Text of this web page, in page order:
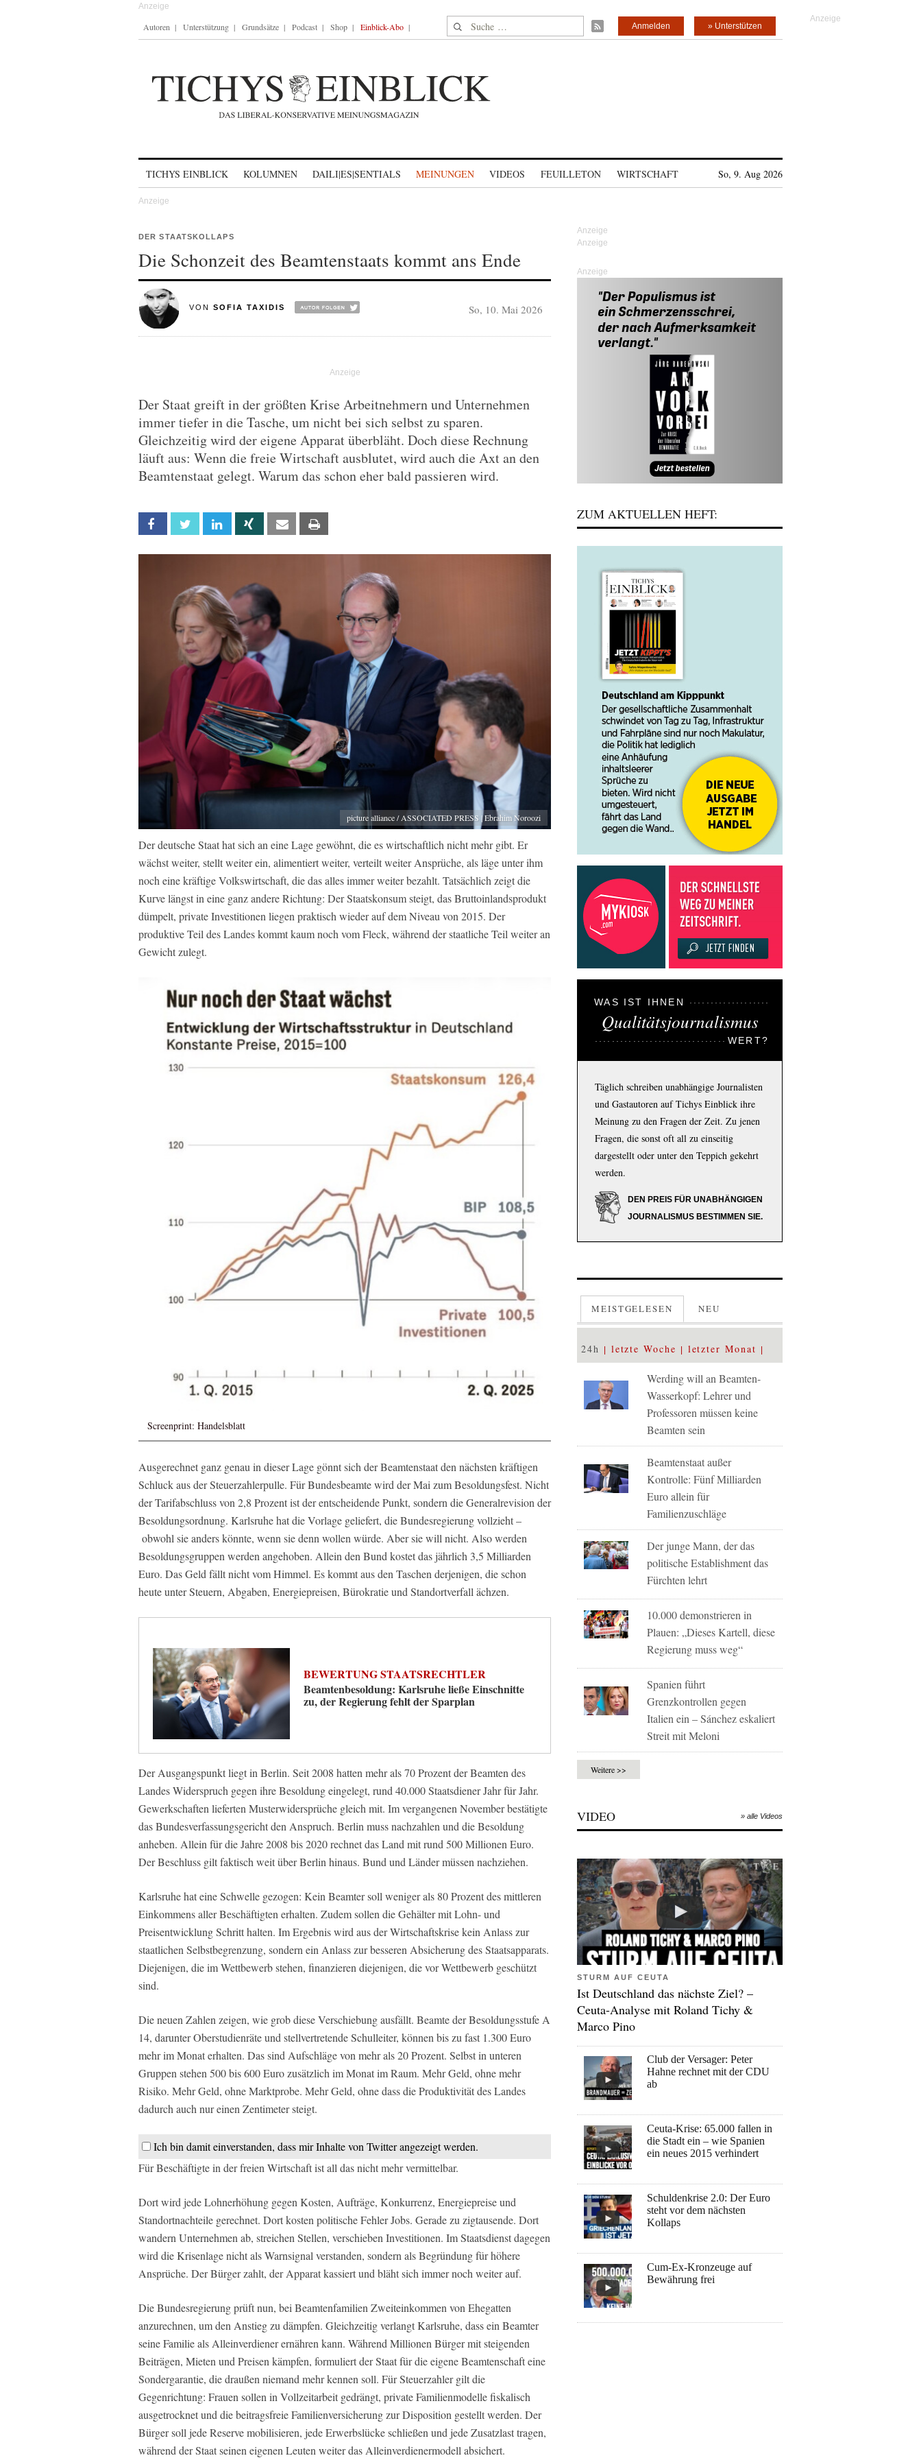
Autoren Unterstützung Grundsätze Podcast Shop Einblick-Abo Suche nach: » Unterstützen
Anmelden
TICHYS EINBLICK KOLUMNEN DAILI|ES|SENTIALS MEINUNGEN VIDEOS FEUILLETON WIRTSCHAFT So, 9. Aug 2026
DER STAATSKOLLAPS
Die Schonzeit des Beamtenstaats kommt ans Ende
VON SOFIA TAXIDIS So, 10. Mai 2026
Der Staat greift in der größten Krise Arbeitnehmern und Unternehmen
immer tiefer in die Tasche, um nicht bei sich selbst zu sparen.
Gleichzeitig wird der eigene Apparat überbläht. Doch diese Rechnung
läuft aus: Wenn die freie Wirtschaft ausblutet, wird auch die Axt an den
Beamtenstaat gelegt. Warum das schon eher bald passieren wird.
Facebook Twitter Linkedin Xing Email
picture alliance / ASSOCIATED PRESS | Ebrahim Noroozi
Der deutsche Staat hat sich an eine Lage gewöhnt, die es wirtschaftlich nicht mehr gibt. Er
wächst weiter, stellt weiter ein, alimentiert weiter, verteilt weiter Ansprüche, als läge unter ihm
noch eine kräftige Volkswirtschaft, die das alles immer weiter bezahlt. Tatsächlich zeigt die
Kurve längst in eine ganz andere Richtung: Der Staatskonsum steigt, das Bruttoinlandsprodukt
dümpelt, private Investitionen liegen praktisch wieder auf dem Niveau von 2015. Der
produktive Teil des Landes kommt kaum noch vom Fleck, während der staatliche Teil weiter an
Gewicht zulegt.
Screenprint: Handelsblatt
Ausgerechnet ganz genau in dieser Lage gönnt sich der Beamtenstaat den nächsten kräftigen
Schluck aus der Steuerzahlerpulle. Für Bundesbeamte wird der Mai zum Besoldungsfest. Nicht
der Tarifabschluss von 2,8 Prozent ist der entscheidende Punkt, sondern die Generalrevision der
Besoldungsordnung. Karlsruhe hat die Vorlage geliefert, die Bundesregierung vollzieht –
obwohl sie anders könnte, wenn sie denn wollen würde. Aber sie will nicht. Also werden
Besoldungsgruppen werden angehoben. Allein den Bund kostet das jährlich 3,5 Milliarden
Euro. Das Geld fällt nicht vom Himmel. Es kommt aus den Taschen derjenigen, die schon
heute unter Steuern, Abgaben, Energiepreisen, Bürokratie und Standortverfall ächzen.
BEWERTUNG STAATSRECHTLER
Beamtenbesoldung: Karlsruhe ließe Einschnitte
zu, der Regierung fehlt der Sparplan
Der Ausgangspunkt liegt in Berlin. Seit 2008 hatten mehr als 70 Prozent der Beamten des
Landes Widerspruch gegen ihre Besoldung eingelegt, rund 40.000 Staatsdiener Jahr für Jahr.
Gewerkschaften lieferten Musterwidersprüche gleich mit. Im vergangenen November bestätigte
das Bundesverfassungsgericht den Anspruch. Berlin muss nachzahlen und die Besoldung
anheben. Allein für die Jahre 2008 bis 2020 rechnet das Land mit rund 500 Millionen Euro.
Der Beschluss gilt faktisch weit über Berlin hinaus. Bund und Länder müssen nachziehen.
Karlsruhe hat eine Schwelle gezogen: Kein Beamter soll weniger als 80 Prozent des mittleren
Einkommens aller Beschäftigten erhalten. Zudem sollen die Gehälter mit Lohn- und
Preisentwicklung Schritt halten. Im Ergebnis wird aus der Wirtschaftskrise kein Anlass zur
staatlichen Selbstbegrenzung, sondern ein Anlass zur besseren Absicherung des Staatsapparats.
Diejenigen, die im Wettbewerb stehen, finanzieren diejenigen, die vor Wettbewerb geschützt
sind.
Die neuen Zahlen zeigen, wie grob diese Verschiebung ausfällt. Beamte der Besoldungsstufe A
14, darunter Oberstudienräte und stellvertretende Schulleiter, können bis zu fast 1.300 Euro
mehr im Monat erhalten. Das sind Aufschläge von mehr als 20 Prozent. Selbst in unteren
Gruppen stehen 500 bis 600 Euro zusätzlich im Monat im Raum. Mehr Geld, ohne mehr
Risiko. Mehr Geld, ohne Marktprobe. Mehr Geld, ohne dass die Produktivität des Landes
dadurch auch nur einen Zentimeter steigt.
Ich bin damit einverstanden, dass mir Inhalte von Twitter angezeigt werden.
Für Beschäftigte in der freien Wirtschaft ist all das nicht mehr vermittelbar.
Dort wird jede Lohnerhöhung gegen Kosten, Aufträge, Konkurrenz, Energiepreise und
Standortnachteile gerechnet. Dort kosten politische Fehler Jobs. Gerade zu zigtausende. Dort
wandern Unternehmen ab, streichen Stellen, verschieben Investitionen. Im Staatsdienst dagegen
wird die Krisenlage nicht als Warnsignal verstanden, sondern als Begründung für höhere
Ansprüche. Der Bürger zahlt, der Apparat kassiert und bläht sich immer noch weiter auf.
Die Bundesregierung prüft nun, bei Beamtenfamilien Zweiteinkommen von Ehegatten
anzurechnen, um den Anstieg zu dämpfen. Gleichzeitig verlangt Karlsruhe, dass ein Beamter
seine Familie als Alleinverdiener ernähren kann. Während Millionen Bürger mit steigenden
Beiträgen, Mieten und Preisen kämpfen, formuliert der Staat für die eigene Beamtenschaft eine
Sondergarantie, die draußen niemand mehr kennen soll. Für Steuerzahler gilt die
Gegenrichtung: Frauen sollen in Vollzeitarbeit gedrängt, private Familienmodelle fiskalisch
ausgetrocknet und die beitragsfreie Familienversicherung zur Disposition gestellt werden. Der
Bürger soll jede Reserve mobilisieren, jede Erwerbslücke schließen und jede Zusatzlast tragen,
während der Staat seinen eigenen Leuten weiter das Alleinverdienermodell absichert.
Anzeige
ZUM AKTUELLEN HEFT:
WAS IST IHNEN
Qualitätsjournalismus
WERT?
Täglich schreiben unabhängige Journalisten
und Gastautoren auf Tichys Einblick ihre
Meinung zu den Fragen der Zeit. Zu jenen
Fragen, die sonst oft all zu einseitig
dargestellt oder unter den Teppich gekehrt
werden.
DEN PREIS FÜR UNABHÄNGIGEN
JOURNALISMUS BESTIMMEN SIE.
MEISTGELESEN NEU
24h letzte Woche letzter Monat
Werding will an Beamten-
Wasserkopf: Lehrer und
Professoren müssen keine
Beamten sein
Beamtenstaat außer
Kontrolle: Fünf Milliarden
Euro allein für
Familienzuschläge
Der junge Mann, der das
politische Establishment das
Fürchten lehrt
10.000 demonstrieren in
Plauen: „Dieses Kartell, diese
Regierung muss weg“
Spanien führt
Grenzkontrollen gegen
Italien ein – Sánchez eskaliert
Streit mit Meloni
Weitere >>
VIDEO » alle Videos
STURM AUF CEUTA
Ist Deutschland das nächste Ziel? –
Ceuta-Analyse mit Roland Tichy &
Marco Pino
Club der Versager: Peter
Hahne rechnet mit der CDU
ab
Ceuta-Krise: 65.000 fallen in
die Stadt ein – wie Spanien
ein neues 2015 verhindert
Schuldenkrise 2.0: Der Euro
steht vor dem nächsten
Kollaps
Cum-Ex-Kronzeuge auf
Bewährung frei